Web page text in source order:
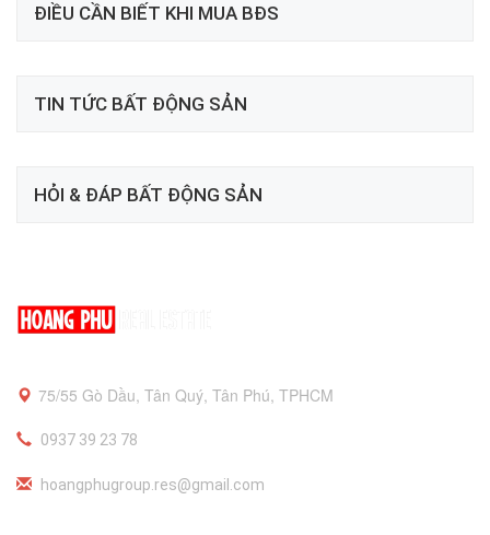
ĐIỀU CẦN BIẾT KHI MUA BĐS
TIN TỨC BẤT ĐỘNG SẢN
HỎI & ĐÁP BẤT ĐỘNG SẢN
75/55 Gò Dầu, Tân Quý, Tân Phú, TPHCM
0937 39 23 78
hoangphugroup.res@gmail.com